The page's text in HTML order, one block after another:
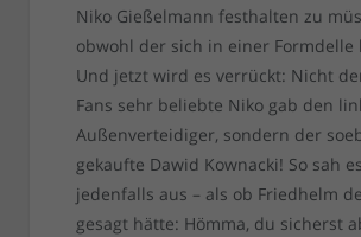
Niko Gießelmann festhalten zu
obwohl der sich in einer Formdelle
Und jetzt wird es verrückt: Nicht
Fans sehr beliebte Niko gab den
Außenverteidiger, sondern der
gekaufte Dawid Kownacki! So sah
jedenfalls aus – als ob Friedhelm
gesagt hätte: Hömma, du sicherst